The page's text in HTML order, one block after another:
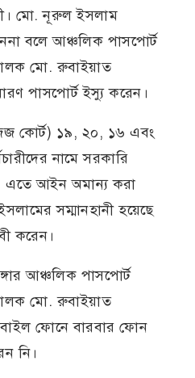
মো. নূরুল ইসলাম
বলে আঞ্চলিক পাসপোর্ট
মো. রুবাইয়াত
পাসপোর্ট ইস্যু করেন।
কোর্ট) ১৯, ২০, ১৬ এবং
নামে সরকারি
এতে আইন অমান্য করা
সম্মানহানী হয়েছে
করেন।
আঞ্চলিক পাসপোর্ট
মো. রুবাইয়াত
ফোনে বারবার ফোন
নি।